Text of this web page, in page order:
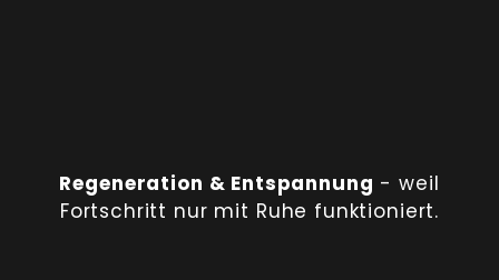
Regeneration & Entspannung - weil
Fortschritt nur mit Ruhe funktioniert.